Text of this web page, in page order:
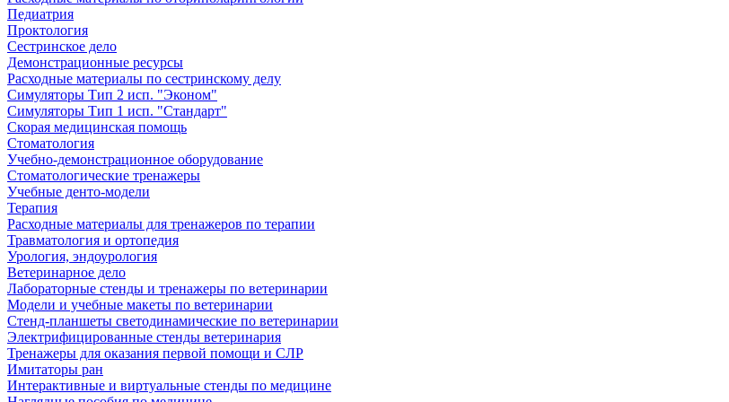
Педиатрия
Проктология
Сестринское дело
Демонстрационные ресурсы
Расходные материалы по сестринскому делу
Симуляторы Тип 2 исп. "Эконом"
Симуляторы Тип 1 исп. "Стандарт"
Скорая медицинская помощь
Стоматология
Учебно-демонстрационное оборудование
Стоматологические тренажеры
Учебные денто-модели
Терапия
Расходные материалы для тренажеров по терапии
Травматология и ортопедия
Урология, эндоурология
Ветеринарное дело
Лабораторные стенды и тренажеры по ветеринарии
Модели и учебные макеты по ветеринарии
Стенд-планшеты светодинамические по ветеринарии
Электрифицированные стенды ветеринария
Тренажеры для оказания первой помощи и СЛР
Имитаторы ран
Интерактивные и виртуальные стенды по медицине